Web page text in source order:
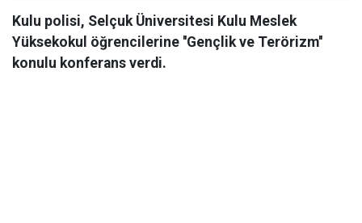
Kulu polisi, Selçuk Üniversitesi Kulu Meslek
Yüksekokul öğrencilerine ''Gençlik ve Terörizm''
konulu konferans verdi.